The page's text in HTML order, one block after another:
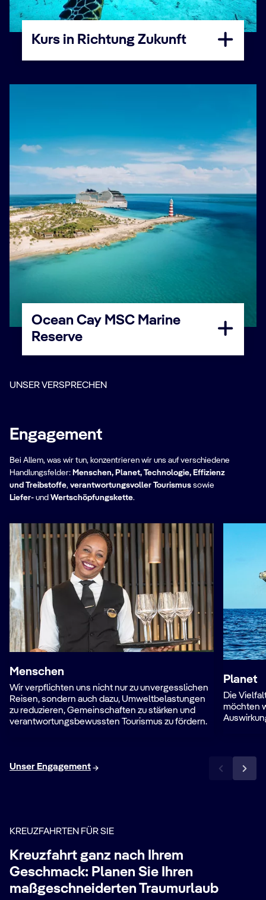
Kurs in Richtung Zukunft
Ocean Cay MSC Marine
Reserve
UNSER VERSPRECHEN
Engagement
Bei Allem, was wir tun, konzentrieren wir uns auf verschiedene
Handlungsfelder: Menschen, Planet, Technologie, Effizienz
und Treibstoffe, verantwortungsvoller Tourismus sowie
Liefer- und Wertschöpfungskette.
Menschen
Wir verpflichten uns nicht nur zu unvergesslichen
Reisen, sondern auch dazu, Umweltbelastungen
zu reduzieren, Gemeinschaften zu stärken und
verantwortungsbewussten Tourismus zu fördern.
Planet
Die
möchten
Unser Engagement
KREUZFAHRTEN FÜR SIE
Kreuzfahrt ganz nach Ihrem
Geschmack: Planen Sie Ihren
maßgeschneiderten Traumurlaub